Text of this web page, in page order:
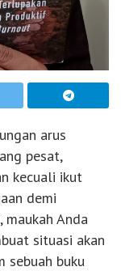
arus
pesat,
kecuali ikut
demi
Anda
situasi akan
sebuah buku